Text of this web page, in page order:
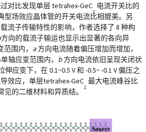
对比发现单层 tetrahex-GeC
2
电流开关比的
型场效应晶体管的开关电流比相媲美。另
流子传输特性的影响，作者选择了 8 种构
方向的载流子输运也显示出显著的各向异
围内， a方向电流随着偏压增加而增加，
轴应变范围内， b 方向电流依旧呈现关闭状
伸应变下，在 0.1~0.5 V 和 -0.5~ -0.1 V 偏压之
效应，单层tetrahex-GeC
2
最大电流峰谷比
见的二维材料和异质结。